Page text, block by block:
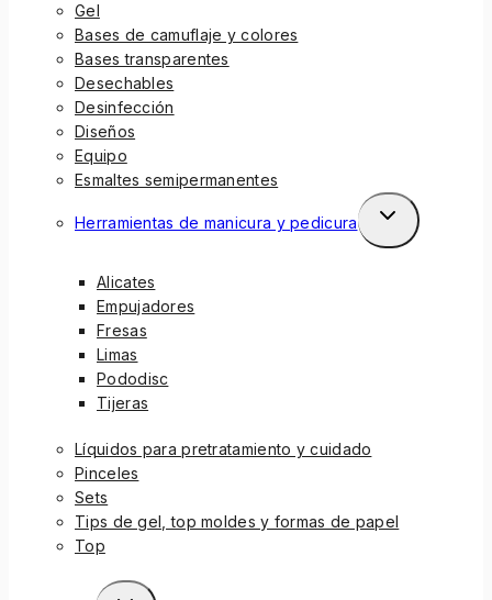
Gel
Bases de camuflaje y colores
Bases transparentes
Desechables
Desinfección
Diseños
Equipo
Esmaltes semipermanentes
Herramientas de manicura y pedicura
Alicates
Empujadores
Fresas
Limas
Pododisc
Tijeras
Líquidos para pretratamiento y cuidado
Pinceles
Sets
Tips de gel, top moldes y formas de papel
Top